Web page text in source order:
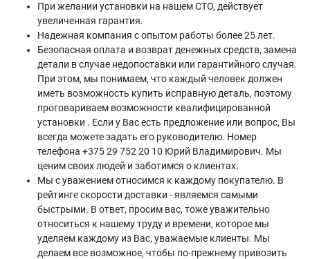
При желании установки на нашем СТО, действует
увеличенная гарантия.
Надежная компания с опытом работы более 25 лет.
Безопасная оплата и возврат денежных средств, замена
детали в случае недопоставки или гарантийного случая.
При этом, мы понимаем, что каждый человек должен
иметь возможность купить исправную деталь, поэтому
проговариваем возможности квалифицированной
установки . Если у Вас есть предложение или вопрос, Вы
всегда можете задать его руководителю. Номер
телефона +375 29 752 20 10 Юрий Владимирович. Мы
ценим своих людей и заботимся о клиентах.
Мы с уважением относимся к каждому покупателю. В
рейтинге скорости доставки - являемся самыми
быстрыми. В ответ, просим вас, тоже уважительно
относиться к нашему труду и времени, которое мы
уделяем каждому из Вас, уважаемые клиенты. Мы
делаем все возможное, чтобы по-прежнему привозить